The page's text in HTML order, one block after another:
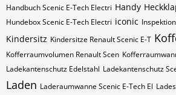
Handbuch Scenic E-Tech Electri Handy
Hundebox Scenic E-Tech Electri iconic
Kindersitz Kindersitze Renault Scenic E-T
Kofferraumvolumen Renault Scen
Ladekantenschutz Edelstahl Ladekantenschutz
Laden Laderaumwanne Scenic E-Tech El